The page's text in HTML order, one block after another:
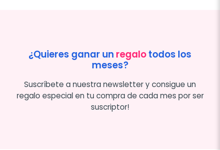
¿Quieres ganar un regalotodos los
meses?
Suscríbete a nuestra newsletter y consigue un
regalo especial en tu compra de cada mes por ser
suscriptor!